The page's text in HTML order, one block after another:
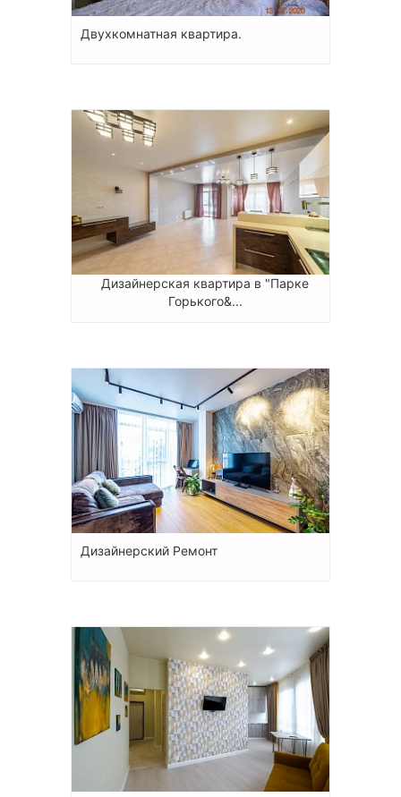
Двухкомнатная квартира.
Дизайнерская квартира в "Парке
Горького&...
Дизайнерский Ремонт